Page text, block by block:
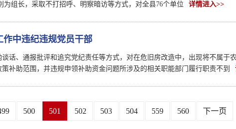
组长，采取不打招呼、明察暗访等方式，对全县76个单位
详情进入>>
作中违纪违规党员干部
话、通报批评和追究党纪责任等方式，对在危旧房改造中，出现将不属于
补助范围，并违规申领补助资金问题所涉及的相关职能部门履行职责不到
500 501 502 503 504 559 560 下一页